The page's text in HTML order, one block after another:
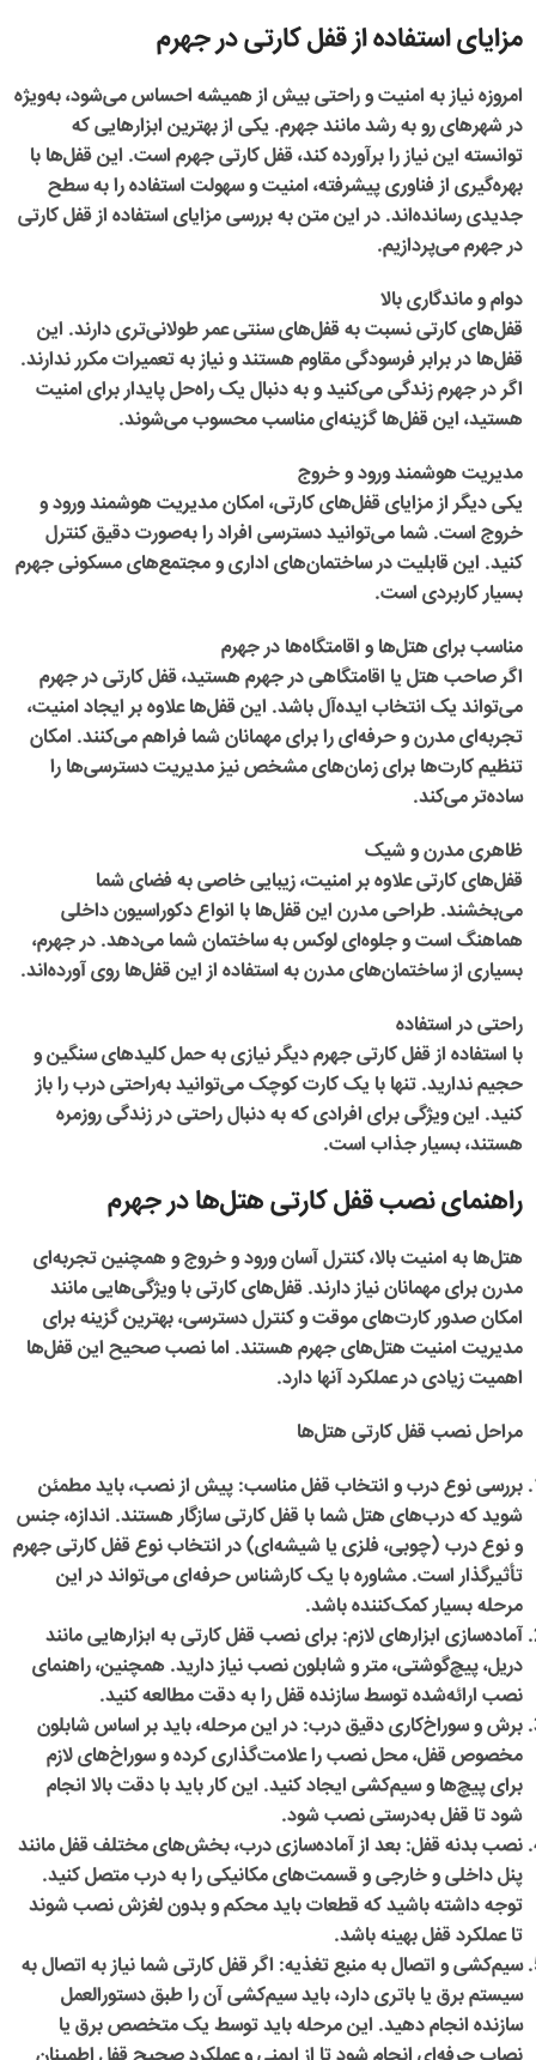
مزایای استفاده از قفل کارتی در جهرم
امروزه نیاز به امنیت و راحتی بیش از همیشه احساس می‌شود، به‌ویژه
در شهرهای رو به رشد مانند جهرم. یکی از بهترین ابزارهایی که
توانسته این نیاز را برآورده کند، قفل کارتی جهرم است. این قفل‌ها با
بهره‌گیری از فناوری پیشرفته، امنیت و سهولت استفاده را به سطح
جدیدی رسانده‌اند. در این متن به بررسی مزایای استفاده ازقفل کارتی
در جهرممی‌پردازیم.
دوام و ماندگاری بالا
قفل‌های کارتی نسبت به قفل‌های سنتی عمر طولانی‌تری دارند. این
قفل‌ها در برابر فرسودگی مقاوم هستند و نیاز به تعمیرات مکرر ندارند.
اگر در جهرم زندگی می‌کنید و به دنبال یک راه‌حل پایدار برای امنیت
هستید، این قفل‌ها گزینه‌ای مناسب محسوب می‌شوند.
مدیریت هوشمند ورود و خروج
یکی دیگر از مزایای قفل‌های کارتی، امکان مدیریت هوشمند ورود و
خروج است. شما می‌توانید دسترسی افراد را به‌صورت دقیق کنترل
کنید. این قابلیت در ساختمان‌های اداری و مجتمع‌های مسکونی جهرم
بسیار کاربردی است.
مناسب برای هتل‌ها و اقامتگاه‌ها در جهرم
اگر صاحب هتل یا اقامتگاهی در جهرم هستید،قفل کارتی در جهرم
می‌تواند یک انتخاب ایده‌آل باشد. این قفل‌ها علاوه بر ایجاد امنیت،
تجربه‌ای مدرن و حرفه‌ای را برای مهمانان شما فراهم می‌کنند. امکان
تنظیم کارت‌ها برای زمان‌های مشخص نیز مدیریت دسترسی‌ها را
ساده‌تر می‌کند.
ظاهری مدرن و شیک
قفل‌های کارتی علاوه بر امنیت، زیبایی خاصی به فضای شما
می‌بخشند. طراحی مدرن این قفل‌ها با انواع دکوراسیون داخلی
هماهنگ است و جلوه‌ای لوکس به ساختمان شما می‌دهد. در جهرم،
بسیاری از ساختمان‌های مدرن به استفاده از این قفل‌ها روی آورده‌اند.
راحتی در استفاده
با استفاده ازقفل کارتی جهرمدیگر نیازی به حمل کلیدهای سنگین و
حجیم ندارید. تنها با یک کارت کوچک می‌توانید به‌راحتی درب را باز
کنید. این ویژگی برای افرادی که به دنبال راحتی در زندگی روزمره
هستند، بسیار جذاب است.
راهنمای نصب قفل کارتی هتل‌ها در جهرم
هتل‌ها به امنیت بالا، کنترل آسان ورود و خروج و همچنین تجربه‌ای
مدرن برای مهمانان نیاز دارند. قفل‌های کارتی با ویژگی‌هایی مانند
امکان صدور کارت‌های موقت و کنترل دسترسی، بهترین گزینه برای
مدیریت امنیت هتل‌های جهرم هستند. اما نصب صحیح این قفل‌ها
اهمیت زیادی در عملکرد آنها دارد.
مراحل نصب قفل کارتی هتل‌ها
بررسی نوع درب و انتخاب قفل مناسب: پیش از نصب، باید مطمئن
شوید که درب‌های هتل شما با قفل کارتی سازگار هستند. اندازه، جنس
و نوع درب (چوبی، فلزی یا شیشه‌ای) در انتخاب نوعقفل کارتی جهرم
تأثیرگذار است. مشاوره با یک کارشناس حرفه‌ای می‌تواند در این
مرحله بسیار کمک‌کننده باشد.
آماده‌سازی ابزارهای لازم: برای نصب قفل کارتی به ابزارهایی مانند
دریل، پیچ‌گوشتی، متر و شابلون نصب نیاز دارید. همچنین، راهنمای
نصب ارائه‌شده توسط سازنده قفل را به دقت مطالعه کنید.
برش و سوراخ‌کاری دقیق درب: در این مرحله، باید بر اساس شابلون
مخصوص قفل، محل نصب را علامت‌گذاری کرده و سوراخ‌های لازم
برای پیچ‌ها و سیم‌کشی ایجاد کنید. این کار باید با دقت بالا انجام
شود تا قفل به‌درستی نصب شود.
نصب بدنه قفل: بعد از آماده‌سازی درب، بخش‌های مختلف قفل مانند
پنل داخلی و خارجی و قسمت‌های مکانیکی را به درب متصل کنید.
توجه داشته باشید که قطعات باید محکم و بدون لغزش نصب شوند
تا عملکرد قفل بهینه باشد.
سیم‌کشی و اتصال به منبع تغذیه: اگر قفل کارتی شما نیاز به اتصال به
سیستم برق یا باتری دارد، باید سیم‌کشی آن را طبق دستورالعمل
سازنده انجام دهید. این مرحله باید توسط یک متخصص برق یا